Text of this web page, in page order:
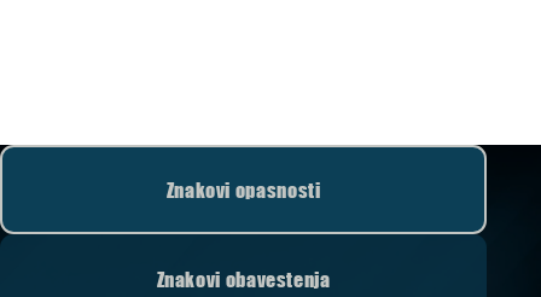
Znakovi opasnosti
Znakovi obavestenja